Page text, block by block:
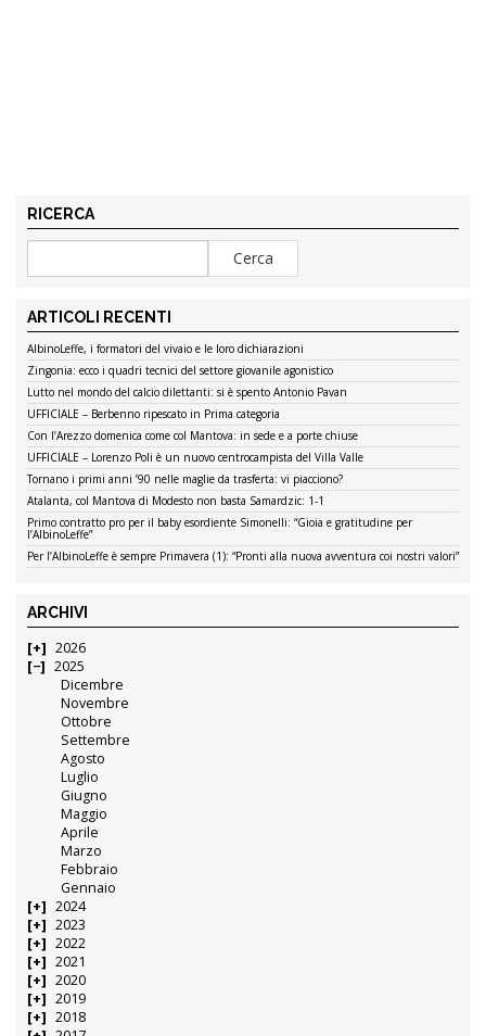
RICERCA
ARTICOLI RECENTI
AlbinoLeffe, i formatori del vivaio e le loro dichiarazioni
Zingonia: ecco i quadri tecnici del settore giovanile agonistico
Lutto nel mondo del calcio dilettanti: si è spento Antonio Pavan
UFFICIALE – Berbenno ripescato in Prima categoria
Con l’Arezzo domenica come col Mantova: in sede e a porte chiuse
UFFICIALE – Lorenzo Poli è un nuovo centrocampista del Villa Valle
Tornano i primi anni ’90 nelle maglie da trasferta: vi piacciono?
Atalanta, col Mantova di Modesto non basta Samardzic: 1-1
Primo contratto pro per il baby esordiente Simonelli: “Gioia e gratitudine per
l’AlbinoLeffe”
Per l’AlbinoLeffe è sempre Primavera (1): “Pronti alla nuova avventura coi nostri valori”
ARCHIVI
2026
2025
Dicembre
Novembre
Ottobre
Settembre
Agosto
Luglio
Giugno
Maggio
Aprile
Marzo
Febbraio
Gennaio
2024
2023
2022
2021
2020
2019
2018